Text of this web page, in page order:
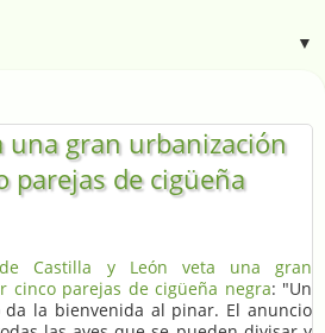
▼
gran urbanización
parejas de cigüeña
Castilla y León veta una gran
cinco parejas de cigüeña negra: "Un
la bienvenida al pinar. El anuncio